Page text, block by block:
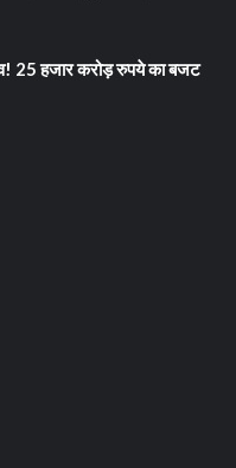
25 हजार करोड़ रुपये का बजट